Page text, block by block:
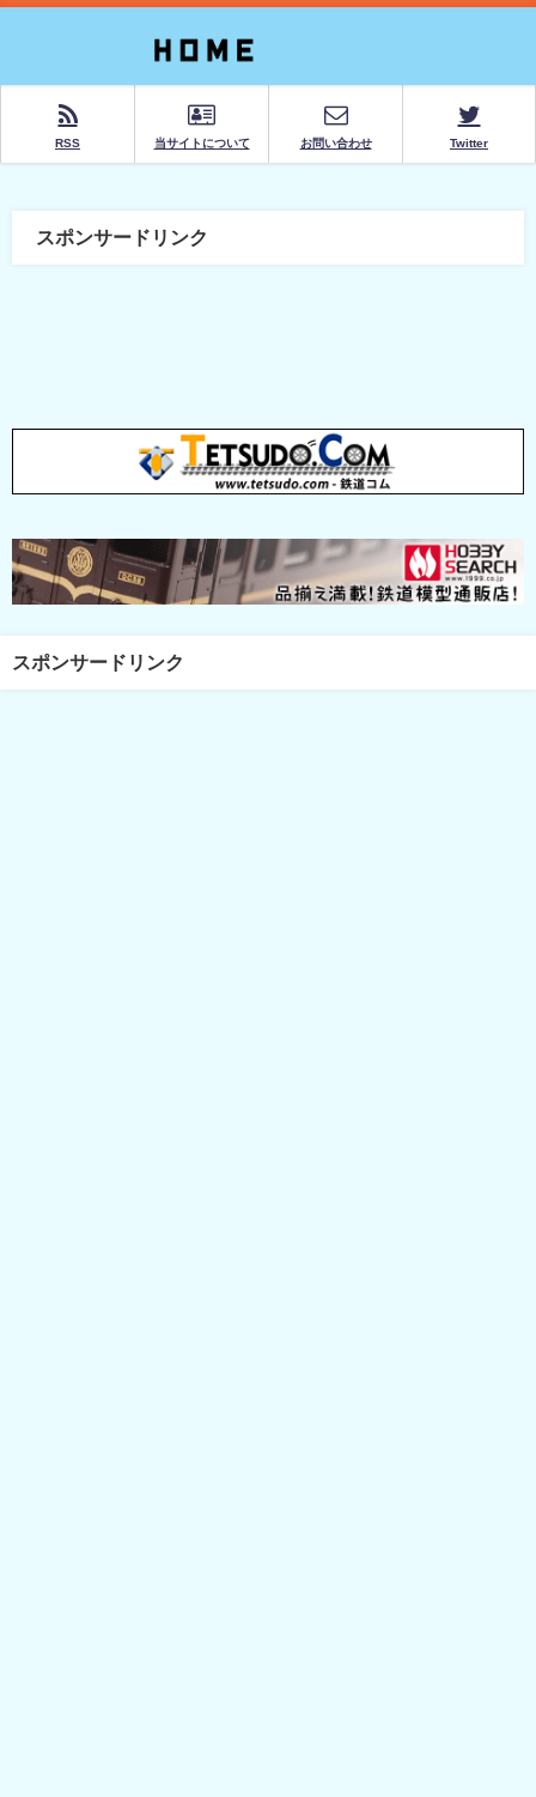
RSS 当サイトについて お問い合わせ Twitter
スポンサードリンク
スポンサードリンク